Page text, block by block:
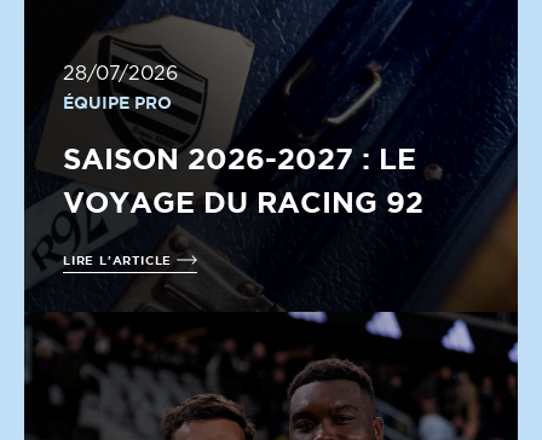
28/07/2026
ÉQUIPE PRO
SAISON 2026-2027 : LE
VOYAGE DU RACING 92
LIRE L'ARTICLE